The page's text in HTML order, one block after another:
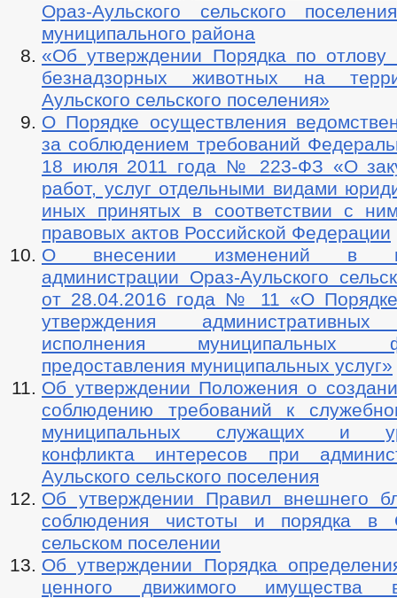
Ораз-Аульского сельского
муниципального района
«Об утверждении Порядка по
безнадзорных животных на
Аульского сельского поселения»
О Порядке осуществления
за соблюдением требований
18 июля 2011 года № 223-ФЗ «О
работ, услуг отдельными видами
иных принятых в соответствии с
правовых актов Российской Федерации
О внесении изменений в
администрации Ораз-Аульского
от 28.04.2016 года № 11 «О Порядке
утверждения административных
исполнения
предоставления муниципальных услуг»
Об утверждении Положения о
соблюдению требований к
муниципальных служащих и
конфликта интересов при
Аульского сельского поселения
Об утверждении Правил внешнего
соблюдения чистоты и порядка в
сельском поселении
Об утверждении Порядка
ценного движимого имущества